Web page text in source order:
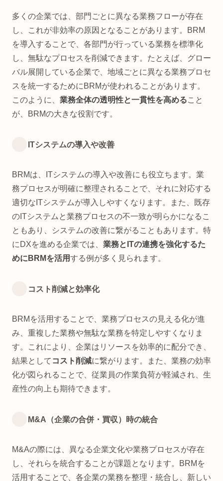
多くの企業では、部門ごとに異なる業務フローが存在
し、これが非効率の原因となることがあります。BRM
を導入することで、各部門が行っている業務を標準化
し、無駄なプロセスを削減できます。たとえば、グロー
バル展開している企業で、地域ごとに異なる業務プロセ
スを統一するためにBRMが使われることがあります。
このように、 業務全体の透明性と一貫性を高めること
が、BRMの大きな役割です。
ITシステムの導入や改善
BRMは、ITシステムの導入や改善にも役立ちます。業
務プロセスが明確に整理されることで、それに対応する
適切なITシステムが導入しやすくなります。また、既存
のITシステムと業務プロセスの不一致が明らかになるこ
ともあり、システムの改善に繋がることもあります。特
にDXを進める企業では、 業務とITの連携を強化するた
めにBRMを活用する例が多く見られます。
コスト削減と効率化
BRMを活用することで、業務プロセスの見える化が進
み、重複した業務や無駄な業務を特定しやすくなりま
す。これにより、企業はリソースを効率的に配分でき、
結果として コスト削減に繋がります。また、業務の効率
化が図られることで、従業員の作業負荷が軽減され、生
産性の向上も期待できます。
M&A（企業の合併・買収）時の統合
M&Aの際には、異なる企業文化や業務プロセスが存在
し、それらを統合することが課題となります。BRMを
活用することで、各企業の業務を整理・統合し、新しい